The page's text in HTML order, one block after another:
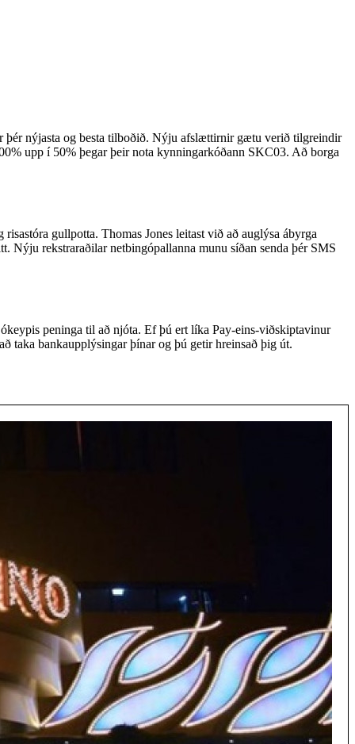
þér nýjasta og besta tilboðið. Nýju afslættirnir gætu verið tilgreindir
upp í 50% þegar þeir nota kynningarkóðann SKC03. Að borga
gullpotta. Thomas Jones leitast við að auglýsa ábyrga
Nýju rekstraraðilar netbingópallanna munu síðan senda þér SMS
peninga til að njóta. Ef þú ert líka Pay-eins-viðskiptavinur
taka bankaupplýsingar þínar og þú getir hreinsað þig út.